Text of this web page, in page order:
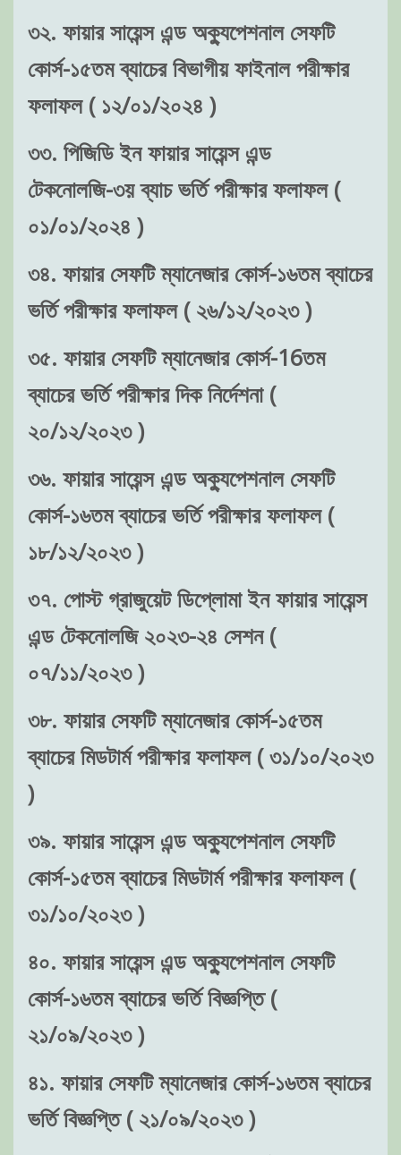
৩২. ফায়ার সায়েন্স এন্ড অক্যুপেশনাল সেফটি
কোর্স-১৫তম ব্যাচের বিভাগীয় ফাইনাল পরীক্ষার
ফলাফল ( ১২/০১/২০২৪ )
৩৩. পিজিডি ইন ফায়ার সায়েন্স এন্ড
টেকনোলজি-৩য় ব্যাচ ভর্তি পরীক্ষার ফলাফল (
০১/০১/২০২৪ )
৩৪. ফায়ার সেফটি ম্যানেজার কোর্স-১৬তম ব্যাচের
ভর্তি পরীক্ষার ফলাফল ( ২৬/১২/২০২৩ )
৩৫. ফায়ার সেফটি ম্যানেজার কোর্স-16তম
ব্যাচের ভর্তি পরীক্ষার দিক নির্দেশনা (
২০/১২/২০২৩ )
৩৬. ফায়ার সায়েন্স এন্ড অক্যুপেশনাল সেফটি
কোর্স-১৬তম ব্যাচের ভর্তি পরীক্ষার ফলাফল (
১৮/১২/২০২৩ )
৩৭. পোস্ট গ্রাজুয়েট ডিপ্লোমা ইন ফায়ার সায়েন্স
এন্ড টেকনোলজি ২০২৩-২৪ সেশন (
০৭/১১/২০২৩ )
৩৮. ফায়ার সেফটি ম্যানেজার কোর্স-১৫তম
ব্যাচের মিডটার্ম পরীক্ষার ফলাফল ( ৩১/১০/২০২৩
)
৩৯. ফায়ার সায়েন্স এন্ড অক্যুপেশনাল সেফটি
কোর্স-১৫তম ব্যাচের মিডটার্ম পরীক্ষার ফলাফল (
৩১/১০/২০২৩ )
৪০. ফায়ার সায়েন্স এন্ড অক্যুপেশনাল সেফটি
কোর্স-১৬তম ব্যাচের ভর্তি বিজ্ঞপ্তি (
২১/০৯/২০২৩ )
৪১. ফায়ার সেফটি ম্যানেজার কোর্স-১৬তম ব্যাচের
ভর্তি বিজ্ঞপ্তি ( ২১/০৯/২০২৩ )